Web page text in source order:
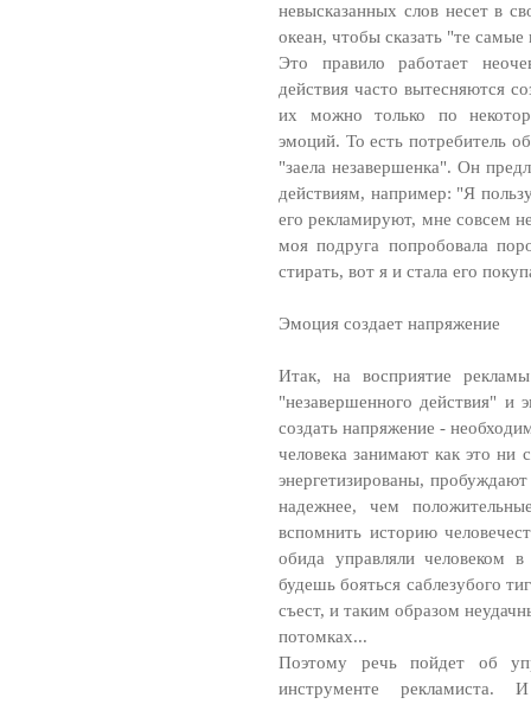
невысказанных слов несет в
океан, чтобы сказать "те самые
Это правило работает
действия часто вытесняются
их можно только по
эмоций. То есть потребитель
"заела незавершенка". Он
действиям, например: "Я
его рекламируют, мне совсем
моя подруга попробовала
стирать, вот я и стала его
Эмоция создает напряжение
Итак, на восприятие
"незавершенного действия"
создать напряжение -
человека занимают как это ни
энергетизированы,
надежнее, чем
вспомнить историю
обида управляли человеком
будешь бояться саблезубого
съест, и таким образом
потомках...
Поэтому речь пойдет об
инструменте рекламиста.